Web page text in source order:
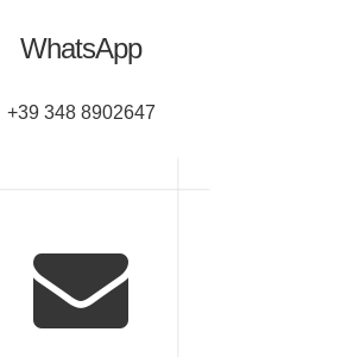
WhatsApp
+39 348 8902647